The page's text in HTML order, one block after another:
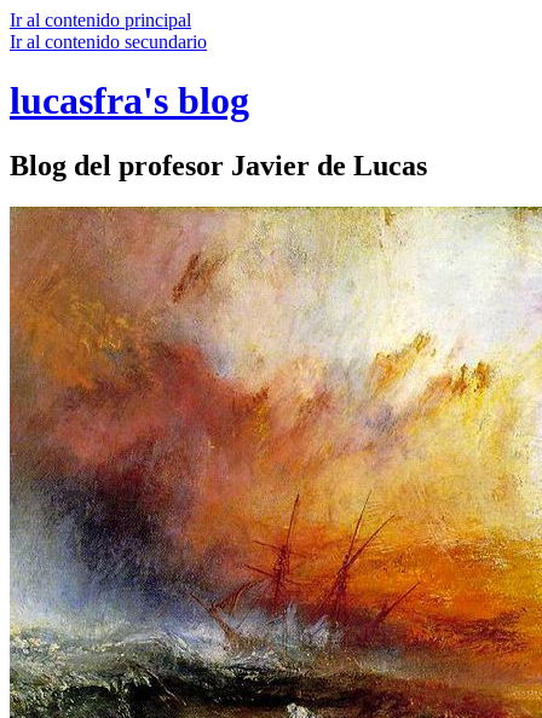
Ir al contenido principal
Ir al contenido secundario
lucasfra's blog
Blog del profesor Javier de Lucas